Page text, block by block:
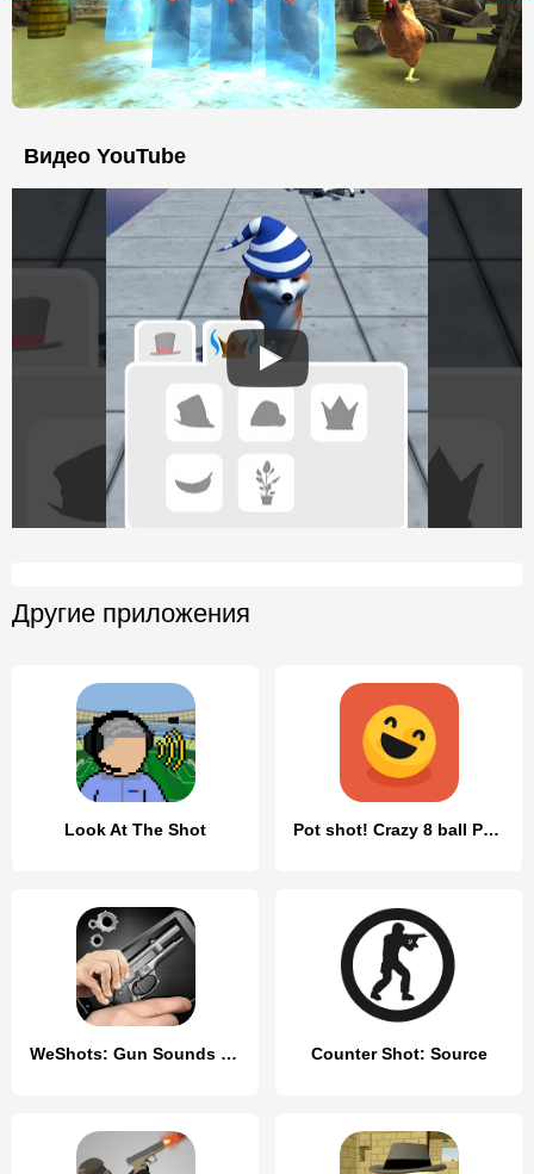
Видео YouTube
Другие приложения
Look At The Shot Pot shot! Crazy 8 ball Pool!
WeShots: Gun Sounds - Gun Shot Counter Shot: Source